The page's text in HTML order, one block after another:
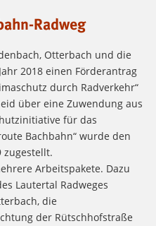
Radweg
Otterbach und die
2018 einen Förderantrag
durch Radverkehr“
über eine Zuwendung aus
für das
Bachbahn“ wurde den
zugestellt.
Arbeitspakete. Dazu
Lautertal Radweges
die
der Rütschhofstraße